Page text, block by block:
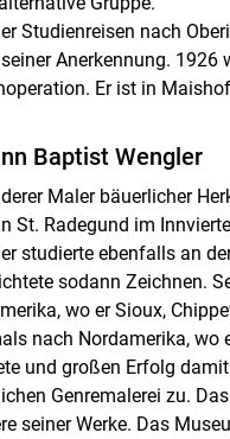
Studienreisen nach
Anerkennung.
Er ist in
Baptist Wengler
Maler bäuerlicher
St. Radegund im
studierte ebenfalls an
sodann Zeichnen.
wo er Sioux,
nach Nordamerika, wo
und großen Erfolg
Genremalerei zu.
seiner Werke. Das